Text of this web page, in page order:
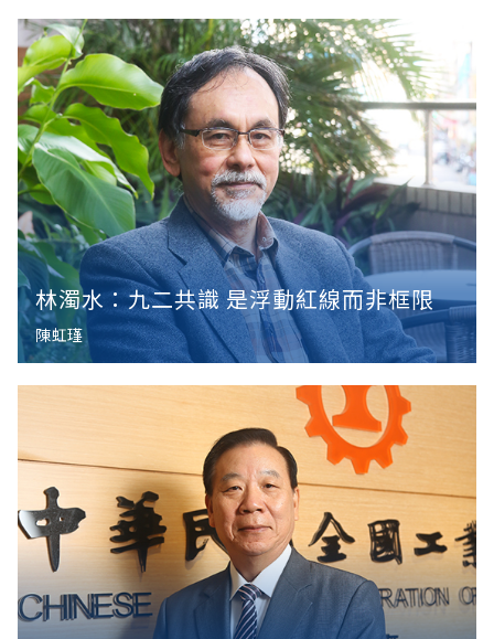
林濁水：九二共識 是浮動紅線而非框限
陳虹瑾